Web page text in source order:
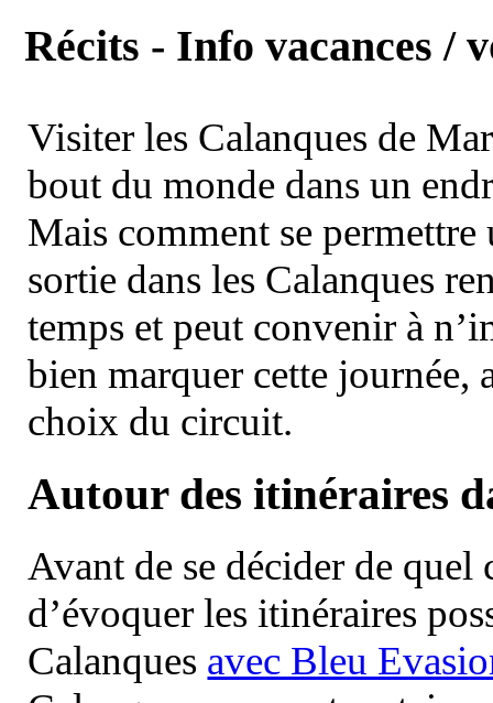
Récits - Info vacances /
Visiter les Calanques de
bout du monde dans un
Mais comment se permettre
sortie dans les Calanques
temps et peut convenir à
bien marquer cette journée,
choix du circuit.
Autour des itinéraires
Avant de se décider de
d’évoquer les itinéraires
Calanques avec Bleu